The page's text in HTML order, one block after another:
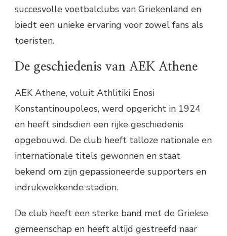
succesvolle voetbalclubs van Griekenland en
biedt een unieke ervaring voor zowel fans als
toeristen.
De geschiedenis van AEK Athene
AEK Athene, voluit Athlitiki Enosi
Konstantinoupoleos, werd opgericht in 1924
en heeft sindsdien een rijke geschiedenis
opgebouwd. De club heeft talloze nationale en
internationale titels gewonnen en staat
bekend om zijn gepassioneerde supporters en
indrukwekkende stadion.
De club heeft een sterke band met de Griekse
gemeenschap en heeft altijd gestreefd naar